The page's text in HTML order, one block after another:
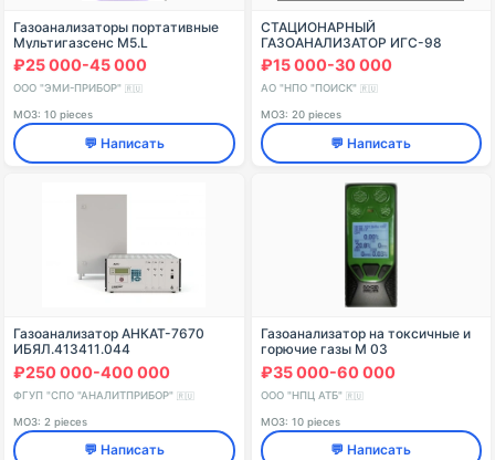
Газоанализаторы портативные
Мультигазсенс М5.L
₽25 000-45 000
ООО "ЭМИ-ПРИБОР" 🇷🇺
МОЗ: 10 pieces
💬 Написать
СТАЦИОНАРНЫЙ
ГАЗОАНАЛИЗАТОР ИГС-98
ИСПОЛНЕНИЕ 024
₽15 000-30 000
АО "НПО "ПОИСК" 🇷🇺
МОЗ: 20 pieces
💬 Написать
Газоанализатор АНКАТ-7670
ИБЯЛ.413411.044
₽250 000-400 000
ФГУП "СПО "АНАЛИТПРИБОР" 🇷🇺
МОЗ: 2 pieces
💬 Написать
Газоанализатор на токсичные и
горючие газы М 03
₽35 000-60 000
ООО "НПЦ АТБ" 🇷🇺
МОЗ: 10 pieces
💬 Написать